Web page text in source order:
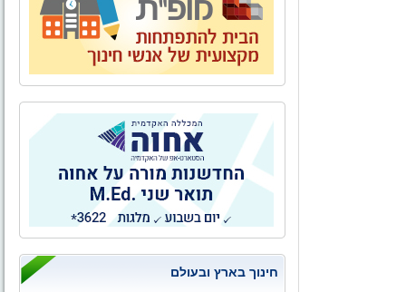
בית ביאליק
לאחרונה, נפתח מחדש מוזיאון בית ביאליק, ביתו של
המשורר הלאומי חיים נחמן ביאליק. לאחר עבודת
שיקום ושיחזור יוצאת דופן החושפת ומאירה את רוח
האיש והתקופה, מזמין אתכם בית ביאליק להתוודע
לאחד מבתיה האותנטיים, המרגשים והמלהיבים של
העיר העברית הראשונה, ולעולמו הפרטי והציבורי של
המשורר הלאומי
חינוך בארץ ובעולם